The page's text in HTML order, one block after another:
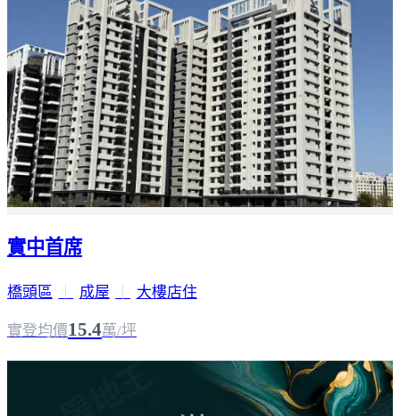
實中首席
橋頭區 成屋 大樓店住
實登均價15.4萬/坪